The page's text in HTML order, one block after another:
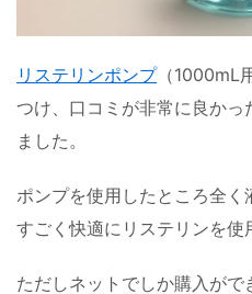
リステリンポンプ（1000mL
つけ、口コミが非常に良か
ました。
ポンプを使用したところ全く
すごく快適にリステリンを使
ただしネットでしか購入が